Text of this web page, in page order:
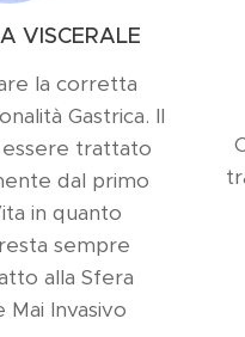
VISCERALE
la corretta
Gastrica. Il
trattato
dal primo
in quanto
sempre
alla Sfera
Invasivo